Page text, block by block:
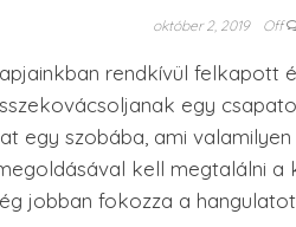
október 2, 2019 Off
rendkívül
egy
egy szobába, ami
kell megtalálni
jobban fokozza a